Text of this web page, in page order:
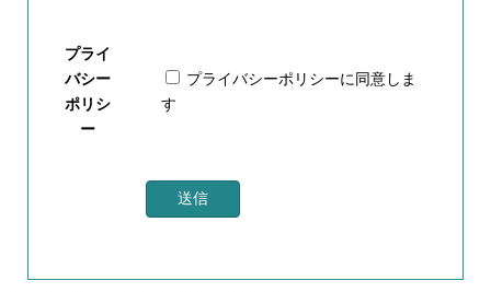
プライ
バシー
ポリシ
ー
プライバシーポリシーに同意しま
す